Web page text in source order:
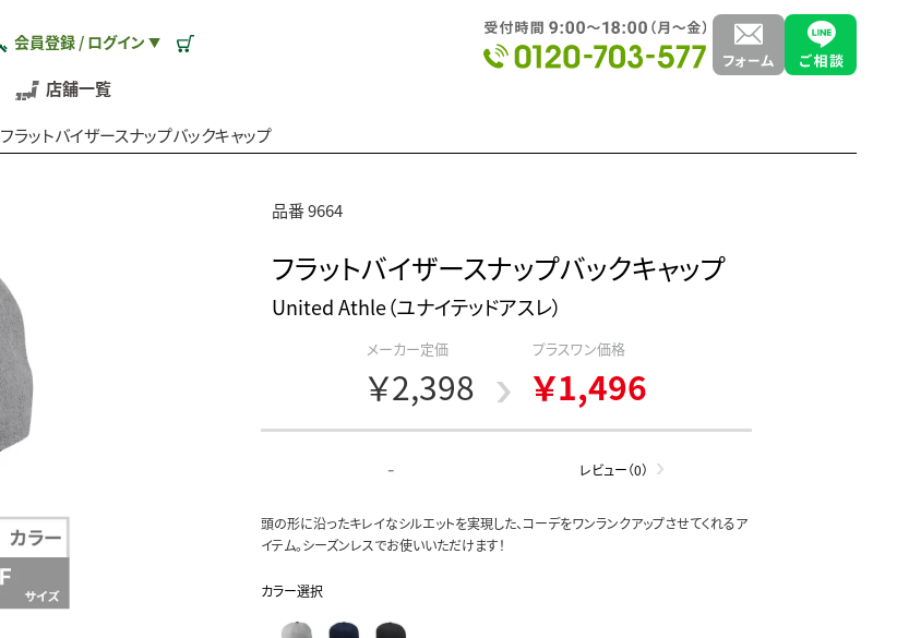
会員登録 / ログイン ▼
店舗一覧
フラットバイザースナップバックキャップ
品番 9664
フラットバイザースナップバックキャップ
United Athle（ユナイテッドアスレ）
メーカー定価
￥2,398
プラスワン価格
￥1,496
- レビュー（0）
頭の形に沿ったキレイなシルエットを実現した、コーデをワンランクアップさせてくれるア
イテム。シーズンレスでお使いいただけます！
カラー選択